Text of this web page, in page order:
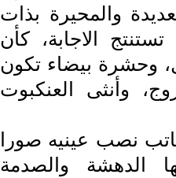
والمحيرة بذات
الاجابة، كأن
وحشرة بيضاء تكون
وأنثى العنكبوت
نصب عينيه صورا
الدهشة والصدمة